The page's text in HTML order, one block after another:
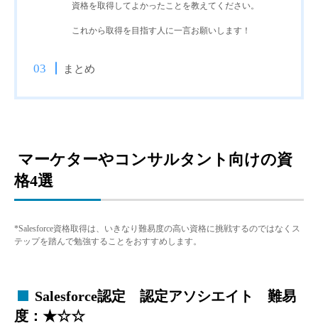
資格を取得してよかったことを教えてください。
これから取得を目指す人に一言お願いします！
まとめ
マーケターやコンサルタント向けの資
格4選
*Salesforce資格取得は、いきなり難易度の高い資格に挑戦するのではなくス
テップを踏んで勉強することをおすすめします。
Salesforce認定 認定アソシエイト 難易
度：★☆☆